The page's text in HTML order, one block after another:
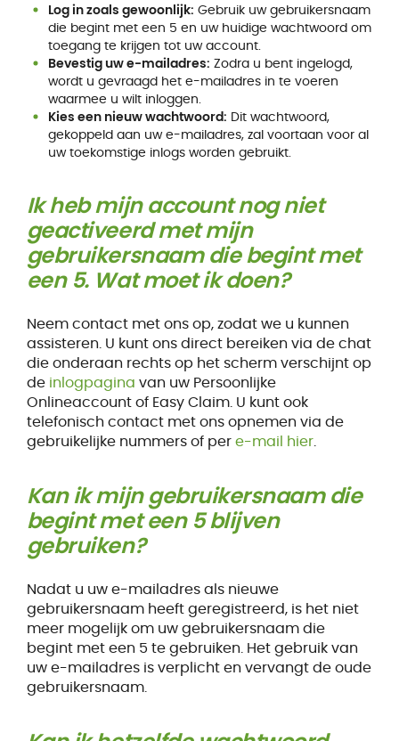
Log in zoals gewoonlijk: Gebruik uw gebruikersnaam
die begint met een 5 en uw huidige wachtwoord om
toegang te krijgen tot uw account.
Bevestig uw e-mailadres: Zodra u bent ingelogd,
wordt u gevraagd het e-mailadres in te voeren
waarmee u wilt inloggen.
Kies een nieuw wachtwoord: Dit wachtwoord,
gekoppeld aan uw e-mailadres, zal voortaan voor al
uw toekomstige inlogs worden gebruikt.
Ik heb mijn account nog niet
geactiveerd met mijn
gebruikersnaam die begint met
een 5. Wat moet ik doen?
Neem contact met ons op, zodat we u kunnen
assisteren. U kunt ons direct bereiken via de chat
die onderaan rechts op het scherm verschijnt op
de inlogpagina van uw Persoonlijke
Onlineaccount of Easy Claim. U kunt ook
telefonisch contact met ons opnemen via de
gebruikelijke nummers of pere-mail hier.
Kan ik mijn gebruikersnaam die
begint met een 5 blijven
gebruiken?
Nadat u uw e-mailadres als nieuwe
gebruikersnaam heeft geregistreerd, is het niet
meer mogelijk om uw gebruikersnaam die
begint met een 5 te gebruiken. Het gebruik van
uw e-mailadres is verplicht en vervangt de oude
gebruikersnaam.